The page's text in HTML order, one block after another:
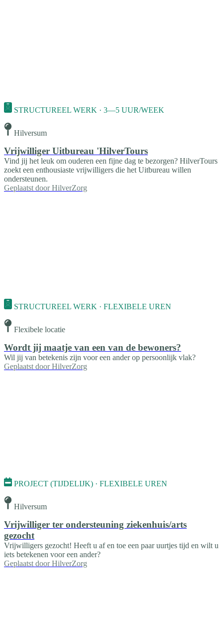
STRUCTUREEL WERK · 3—5 UUR/WEEK
Hilversum
Vrijwilliger Uitbureau 'HilverTours
Vind jij het leuk om ouderen een fijne dag te bezorgen? HilverTours
zoekt een enthousiaste vrijwilligers die het Uitbureau willen
ondersteunen.
Geplaatst door HilverZorg
STRUCTUREEL WERK · FLEXIBELE UREN
Flexibele locatie
Wordt jij maatje van een van de bewoners?
Wil jij van betekenis zijn voor een ander op persoonlijk vlak?
Geplaatst door HilverZorg
PROJECT (TIJDELIJK) · FLEXIBELE UREN
Hilversum
Vrijwilliger ter ondersteuning ziekenhuis/arts
gezocht
Vrijwilligers gezocht! Heeft u af en toe een paar uurtjes tijd en wilt u
iets betekenen voor een ander?
Geplaatst door HilverZorg